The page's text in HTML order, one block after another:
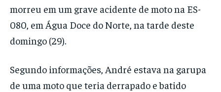
morreu em um grave acidente de moto na ES-
080, em Água Doce do Norte, na tarde deste
domingo (29).
Segundo informações, André estava na garupa
de uma moto que teria derrapado e batido